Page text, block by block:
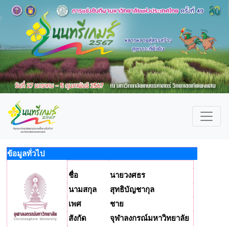
ข้อมูลทั่วไป
ชื่อ
นายวงศธร
นามสกุล
สุทธิบัญชากุล
เพศ
ชาย
สังกัด
จุฬาลงกรณ์มหาวิทยาลัย